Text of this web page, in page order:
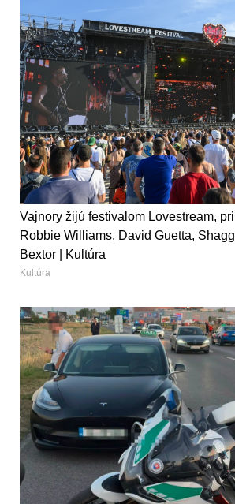
Vajnory žijú festivalom Lovestream,
Robbie Williams, David Guetta,
Bextor | Kultúra
Kultúra